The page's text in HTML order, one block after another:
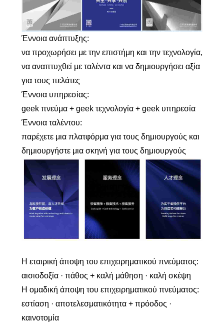
Έννοια ανάπτυξης:
να προχωρήσει με την επιστήμη και την τεχνολογία,
να αναπτυχθεί με ταλέντα και να δημιουργήσει αξία
για τους πελάτες
Έννοια υπηρεσίας:
geek πνεύμα + geek τεχνολογία + geek υπηρεσία
Έννοια ταλέντου:
παρέχετε μια πλατφόρμα για τους δημιουργούς και
δημιουργήστε μια σκηνή για τους δημιουργούς
Η εταιρική άποψη του επιχειρηματικού πνεύματος:
αισιοδοξία · πάθος + καλή μάθηση · καλή σκέψη
Η ομαδική άποψη του επιχειρηματικού πνεύματος:
εστίαση · αποτελεσματικότητα + πρόοδος ·
καινοτομία